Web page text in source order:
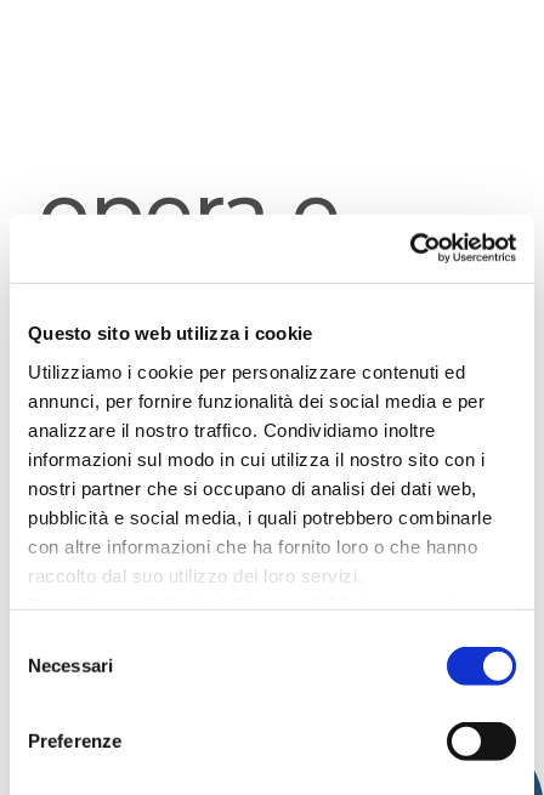
Questo sito web utilizza i cookie
Utilizziamo i cookie per personalizzare contenuti ed
annunci, per fornire funzionalità dei social media e per
analizzare il nostro traffico. Condividiamo inoltre
informazioni sul modo in cui utilizza il nostro sito con i
nostri partner che si occupano di analisi dei dati web,
pubblicità e social media, i quali potrebbero combinarle
con altre informazioni che ha fornito loro o che hanno
raccolto dal suo utilizzo dei loro servizi.
Per ulteriori informazioni è possibile consultare
Cookie Policy.
delNecessari
Preferenze
opera e
danza
15
LUG
“L’ELISIR D’AMORE”
MELODRAMMA IN DUE ATTI DI G.
DONIZETTI
05
DIC
NATALE A CATTOLICA 2025 2026
VIAGGIO NEL MISTERO
Teatro della Regina
AGO